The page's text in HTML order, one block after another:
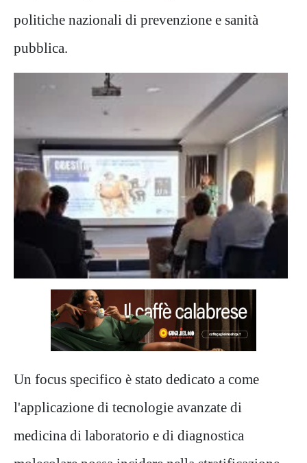
politiche nazionali di prevenzione e sanità
pubblica.
Un focus specifico è stato dedicato a come
l'applicazione di tecnologie avanzate di
medicina di laboratorio e di diagnostica